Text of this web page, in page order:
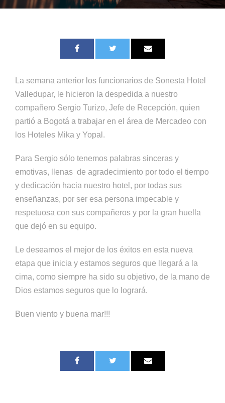
La semana anterior los funcionarios de Sonesta Hotel
Valledupar, le hicieron la despedida a nuestro
compañero Sergio Turizo, Jefe de Recepción, quien
partió a Bogotá a trabajar en el área de Mercadeo con
los Hoteles Mika y Yopal.
Para Sergio sólo tenemos palabras sinceras y
emotivas, llenas de agradecimiento por todo el tiempo
y dedicación hacia nuestro hotel, por todas sus
enseñanzas, por ser esa persona impecable y
respetuosa con sus compañeros y por la gran huella
que dejó en su equipo.
Le deseamos el mejor de los éxitos en esta nueva
etapa que inicia y estamos seguros que llegará a la
cima, como siempre ha sido su objetivo, de la mano de
Dios estamos seguros que lo logrará.
Buen viento y buena mar!!!